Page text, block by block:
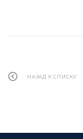
НАЗАД К СПИСКУ